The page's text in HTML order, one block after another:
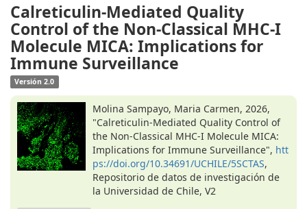
Calreticulin-Mediated Quality
Control of the Non-Classical MHC-I
Molecule MICA: Implications for
Immune Surveillance
Versión 2.0
Molina Sampayo, Maria Carmen, 2026,
"Calreticulin-Mediated Quality Control of
the Non-Classical MHC-I Molecule MICA:
Implications for Immune Surveillance", htt
ps://doi.org/10.34691/UCHILE/5SCTAS,
Repositorio de datos de investigación de
la Universidad de Chile, V2